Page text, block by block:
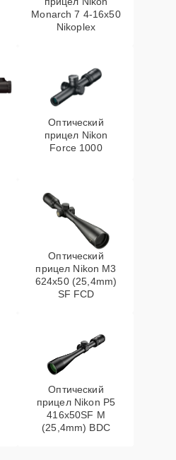
Monarch 7 4-16x50
Nikoplex
Оптический
прицел Nikon
Force 1000
Оптический
прицел Nikon M3
624x50 (25,4mm)
SF FCD
Оптический
прицел Nikon P5
416x50SF M
(25,4mm) BDC